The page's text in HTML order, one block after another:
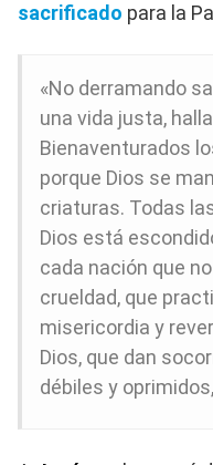
sacrificado para la
«No derramando
una vida justa,
Bienaventurados
porque Dios se
criaturas. Todas
Dios está
cada nación que
crueldad, que
misericordia y
Dios, que dan
débiles y